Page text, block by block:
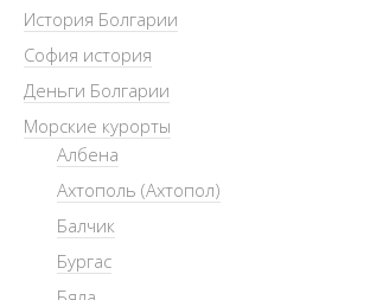
История Болгарии
София история
Деньги Болгарии
Морские курорты
Албена
Ахтополь (Ахтопол)
Балчик
Бургас